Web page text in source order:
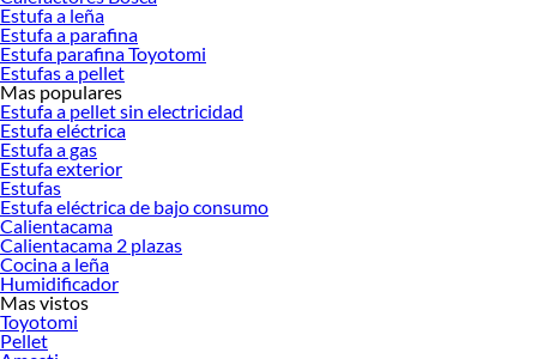
renovación de espacios. ¡Visítanos y descubre todo lo que tenemos para
ofrecerte!
Encuentra una amplia variedad de productos de Estufas Eléctricas en Sodimac.
Encuentra todo lo necesario para tus proyectos de renovación y decoración.
¡Visítanos y haz tus ideas realidad!
Estufa a leña
Estufa a parafina
Estufa parafina Toyotomi
Estufas a pellet
Mas populares
Estufa a pellet sin electricidad
Estufa eléctrica
Estufa a gas
Estufa exterior
Estufas
Estufa eléctrica de bajo consumo
Calientacama
Calientacama 2 plazas
Cocina a leña
Humidificador
Mas vistos
Toyotomi
Pellet